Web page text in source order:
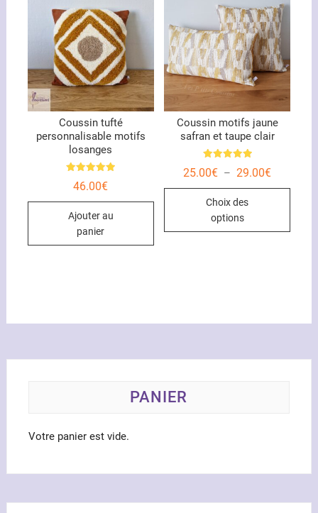
sur
la
Coussin tufté
personnalisable motifs
losanges
Note
5.00
46.00€
Ajouter au
panier
Coussin motifs jaune
safran et taupe clair
5.00
25.00€ – 29.00€Plage
Choix des
options
Ce
sur
PANIER
Votre panier est vide.